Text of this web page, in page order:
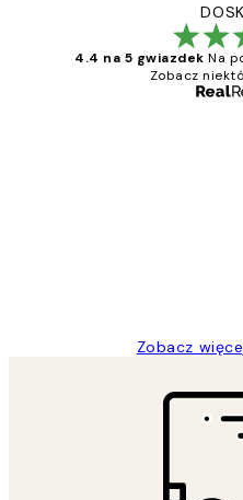
4.4 na 5 gwiazdek Na
Zobacz
Zobacz